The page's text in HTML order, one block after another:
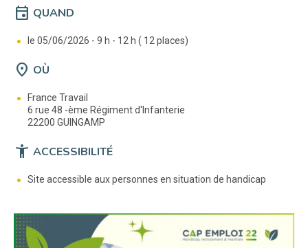
event QUAND
le 05/06/2026 - 9 h - 12 h ( 12 places)
location_on OÙ
France Travail
6 rue 48 -ème Régiment d'Infanterie
22200 GUINGAMP
accessibility_new ACCESSIBILITÉ
Site accessible aux personnes en situation de handicap